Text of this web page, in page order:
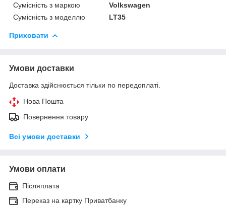
Сумісність з маркою
Volkswagen
Сумісність з моделлю
LT35
Приховати
Умови доставки
Доставка здійснюється тільки по передоплаті.
Нова Пошта
Повернення товару
Всі умови доставки
Умови оплати
Післяплата
Переказ на картку Приватбанку